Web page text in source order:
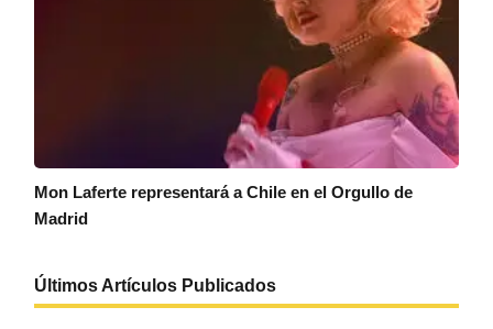
Mon Laferte representará a Chile en el Orgullo de
Madrid
Últimos Artículos Publicados